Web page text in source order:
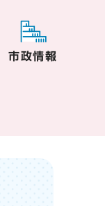
市政情報